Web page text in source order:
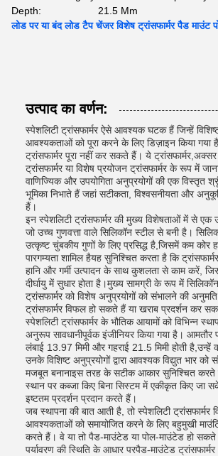
Depth:
21.5 Mm
लोड पर या बंद लोड टैप चेंजर विशेष ट्रांसफार्मर पैड माउंट
उत्पाद का वर्णन:
स्पेशलिटी ट्रांसफार्मर ऐसे आवश्यक घटक हैं जिन्हें
आवश्यकताओं को पूरा करने के लिए डिज़ाइन किया गया
ट्रांसफार्मर पूरा नहीं कर सकते हैं। ये
ट्रांसफार्मर या विशेष प्रयोजन ट्रांसफार्मर के रूप में
वाणिज्यिक और उपयोगिता अनुप्रयोगों की एक विस्तृत
भूमिका निभाते हैं जहां सटीकता, विश्वसनीयता और
हैं।
इन स्पेशलिटी ट्रांसफार्मर की मुख्य विशेषताओं में से एक
जो उच्च गुणवत्ता वाले सिलिकॉन स्टील से बनी है।
उत्कृष्ट चुंबकीय गुणों के लिए प्रसिद्ध है,जिसमें कम कोर
पारगम्यता शामिल हैयह सुनिश्चित करता है कि
हानि और गर्मी उत्पादन के साथ कुशलता से काम करें,
दीर्घायु में सुधार होता है।मुख्य सामग्री के रूप में
ट्रांसफार्मर को विशेष अनुप्रयोगों को संभालने की
ट्रांसफार्मर विफल हो सकते हैं या खराब प्रदर्शन कर
स्पेशलिटी ट्रांसफार्मर के भौतिक आयामों को विभिन्न
अनुरूप सावधानीपूर्वक इंजीनियर किया गया है। आमतौर
लंबाई 13.97 मिमी और गहराई 21.5 मिमी होती है,उन्हें
उनके विशिष्ट अनुप्रयोगों द्वारा आवश्यक विद्युत भार को
मजबूत बनानाइस तरह के सटीक आकार सुनिश्चित करते
स्थान पर कब्जा किए बिना सिस्टम में एकीकृत किए जा
इष्टतम प्रदर्शन प्रदान करते हैं।
जब स्थापना की बात आती है, तो स्पेशलिटी ट्रांसफार्मर
आवश्यकताओं को समायोजित करने के लिए बहुमुखी
करते हैं। वे या तो पैड-माउंटेड या पोल-माउंटेड हो
पर्यावरण की स्थिति के आधार परपैड-माउंटेड